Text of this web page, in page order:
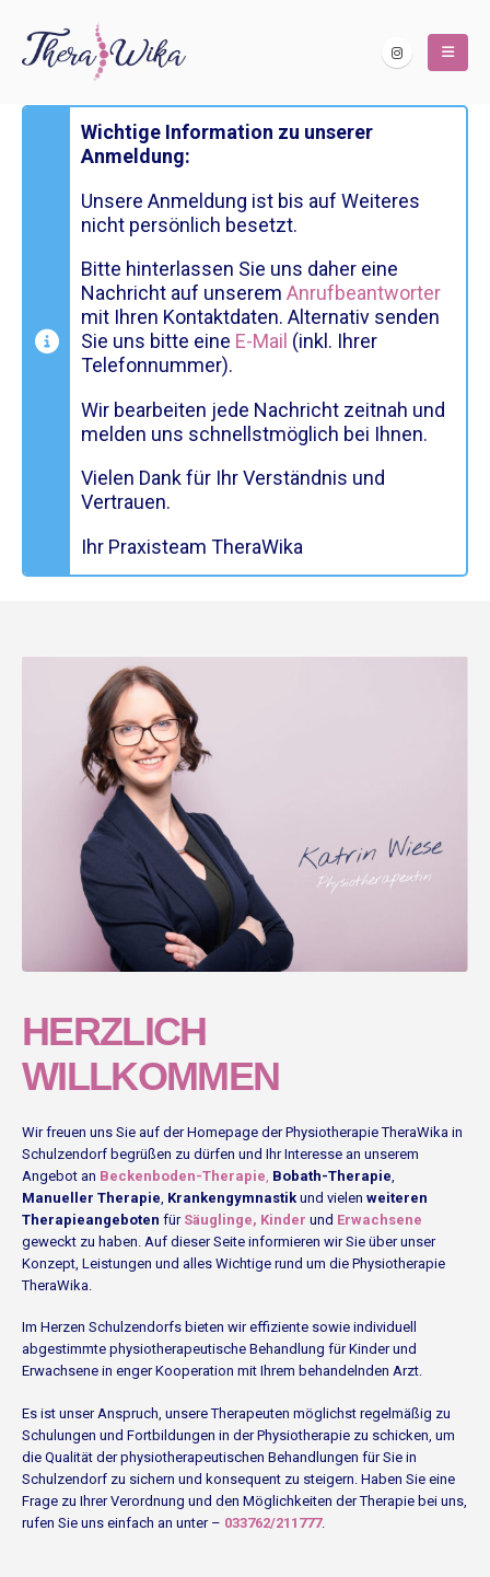
Wichtige Information zu unserer
Anmeldung:
Unsere Anmeldung ist bis auf Weiteres
nicht persönlich besetzt.
Bitte hinterlassen Sie uns daher eine
Nachricht auf unserem Anrufbeantworter
mit Ihren Kontaktdaten. Alternativ senden
Sie uns bitte eine E-Mail (inkl. Ihrer
Telefonnummer).
Wir bearbeiten jede Nachricht zeitnah und
melden uns schnellstmöglich bei Ihnen.
Vielen Dank für Ihr Verständnis und
Vertrauen.
Ihr Praxisteam TheraWika
HERZLICH
WILLKOMMEN
Wir freuen uns Sie auf der Homepage der Physiotherapie TheraWika in
Schulzendorf begrüßen zu dürfen und Ihr Interesse an unserem
Angebot an Beckenboden-Therapie Bobath-Therapie
Manueller Therapie Krankengymnastik und vielen weiteren
Therapieangeboten für Säuglinge, Kinder und Erwachsene
geweckt zu haben. Auf dieser Seite informieren wir Sie über unser
Konzept, Leistungen und alles Wichtige rund um die Physiotherapie
TheraWika.
Im Herzen Schulzendorfs bieten wir effiziente sowie individuell
abgestimmte physiotherapeutische Behandlung für Kinder und
Erwachsene in enger Kooperation mit Ihrem behandelnden Arzt.
Es ist unser Anspruch, unsere Therapeuten möglichst regelmäßig zu
Schulungen und Fortbildungen in der Physiotherapie zu schicken, um
die Qualität der physiotherapeutischen Behandlungen für Sie in
Schulzendorf zu sichern und konsequent zu steigern. Haben Sie eine
Frage zu Ihrer Verordnung und den Möglichkeiten der Therapie bei uns,
rufen Sie uns einfach an unter – 033762/211777.